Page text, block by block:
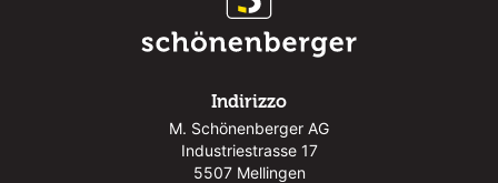
Indirizzo
M. Schönenberger AG
Industriestrasse 17
5507 Mellingen